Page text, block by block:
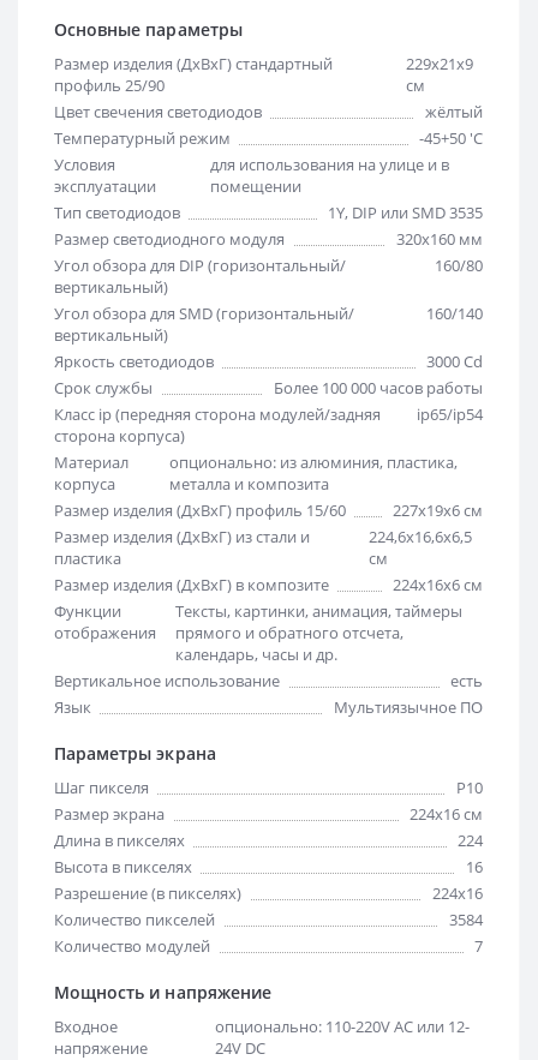
Основные параметры
Размер изделия (ДхВхГ) стандартный
профиль 25/90
229х21х9
см
Цвет свечения светодиодов
жёлтый
Температурный режим
-45+50 'C
Условия
эксплуатации
для использования на улице и в
помещении
Тип светодиодов
1Y, DIP или SMD 3535
Размер светодиодного модуля
320х160 мм
Угол обзора для DIP (горизонтальный/
вертикальный)
160/80
Угол обзора для SMD (горизонтальный/
вертикальный)
160/140
Яркость светодиодов
3000 Cd
Срок службы
Более 100 000 часов работы
Класс ip (передняя сторона модулей/задняя
сторона корпуса)
ip65/ip54
Материал
корпуса
опционально: из алюминия, пластика,
металла и композита
Размер изделия (ДхВхГ) профиль 15/60
227х19х6 см
Размер изделия (ДхВхГ) из стали и
пластика
224,6х16,6х6,5
см
Размер изделия (ДхВхГ) в композите
224х16х6 см
Функции
отображения
Тексты, картинки, анимация, таймеры
прямого и обратного отсчета,
календарь, часы и др.
Вертикальное использование
есть
Язык
Мультиязычное ПО
Параметры экрана
Шаг пикселя
Р10
Размер экрана
224х16 см
Длина в пикселях
224
Высота в пикселях
16
Разрешение (в пикселях)
224x16
Количество пикселей
3584
Количество модулей
7
Мощность и напряжение
Входное
напряжение
опционально: 110-220V AC или 12-
24V DC